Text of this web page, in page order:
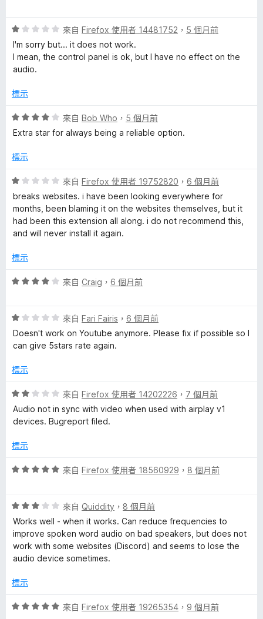
分
，
滿
分
分
評
價
1
分
滿
5
分
來自 Firefox 使用者 14481752 ， 5 個月前
I'm sorry but... it does not work.
I mean, the control panel is ok, but I have no effect on the
audio.
標示
評
價
分
滿
分
分
來自 Bob Who ， 5 個月前
Extra star for always being a reliable option.
標示
評
價
1
分
，
分
分
來自 Firefox 使用者 19752820 ， 6 個月前
breaks websites. i have been looking everywhere for
months, been blaming it on the websites themselves, but it
had been this extension all along. i do not recommend this,
and will never install it again.
標示
評
分
，
滿
5
來自 Craig ， 6 個月前
評
價
1
，
分
5
分
來自 Fari Fairis ， 6 個月前
Doesn't work on Youtube anymore. Please fix if possible so I
can give 5stars rate again.
標示
評
價
2
，
分
來自 Firefox 使用者 14202226 ， 7 個月前
Audio not in sync with video when used with airplay v1
devices. Bugreport filed.
標示
評
分
，
滿
分
5
來自 Firefox 使用者 18560929 ， 8 個月前
評
價
3
分
，
分
分
來自 Quiddity ， 8 個月前
Works well - when it works. Can reduce frequencies to
improve spoken word audio on bad speakers, but does not
work with some websites (Discord) and seems to lose the
audio device sometimes.
標示
評
來自 Firefox 使用者 19265354 ， 9 個月前